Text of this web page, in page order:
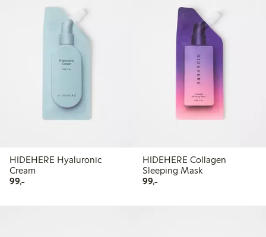
HIDEHERE Hyaluronic
Cream
99,-99,00 kr
HIDEHERE Collagen
Sleeping Mask
99,-99,00 kr